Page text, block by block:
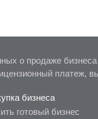
о продаже
платеж,
бизнеса
готовый бизнес